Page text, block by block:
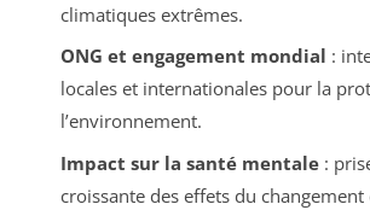
climatiques extrêmes.
ONG et engagement mondial :
locales et internationales pour la
l’environnement.
Impact sur la santé mentale:
croissante des effets du